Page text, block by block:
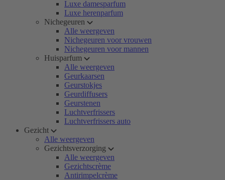
Luxe damesparfum
Luxe herenparfum
Nichegeuren
Alle weergeven
Nichegeuren voor vrouwen
Nichegeuren voor mannen
Huisparfum
Alle weergeven
Geurkaarsen
Geurstokjes
Geurdiffusers
Geurstenen
Luchtverfrissers
Luchtverfrissers auto
Gezicht
Alle weergeven
Gezichtsverzorging
Alle weergeven
Gezichtscrème
Antirimpelcrème